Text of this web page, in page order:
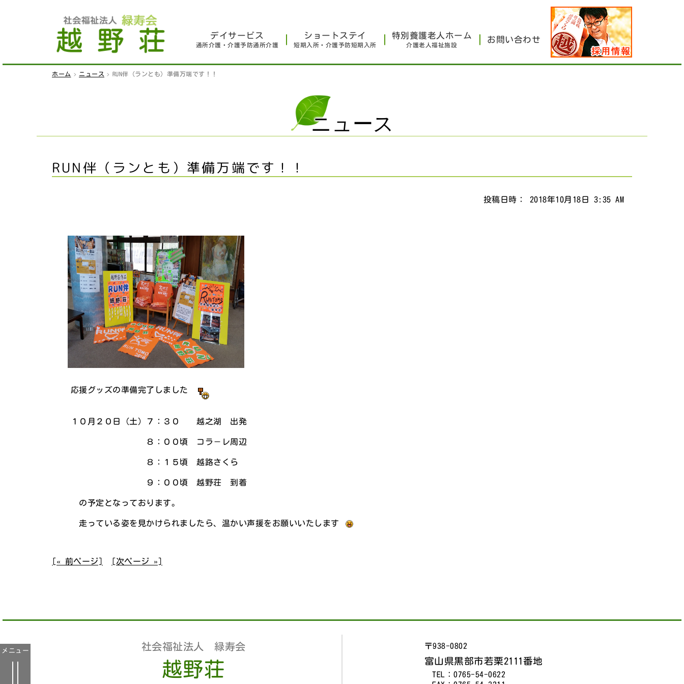
デイサービス
通所介護・介護予防通所介護
ショートステイ
短期入所・介護予防短期入所
特別養護老人ホーム
介護老人福祉施設
お問い合わせ
ホーム ニュース RUN伴（ランとも）準備万端です！！
ニュース
RUN伴（ランとも）準備万端です！！
投稿日時： 2018年10月18日 3:35 AM
応援グッズの準備完了しました
１０月２０日（土）７：３０ 越之湖 出発
８：００頃 コラ－レ周辺
８：１５頃 越路さくら
９：００頃 越野荘 到着
の予定となっております。
走っている姿を見かけられましたら、温かい声援をお願いいたします
[« 前ページ] [次ページ »]
メニュー 社会福祉法人 緑寿会
越野荘
〒938-0802
富山県黒部市若栗2111番地
TEL：0765-54-0622